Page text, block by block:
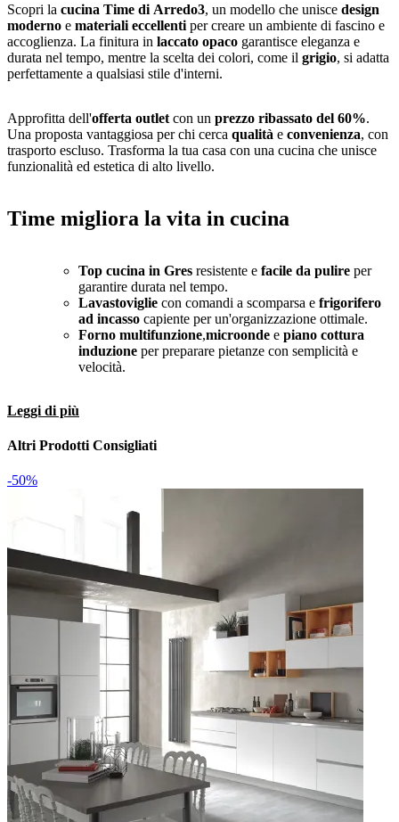
Scopri la cucina Time di Arredo3, un modello che unisce design
moderno e materiali eccellenti per creare un ambiente di fascino e
accoglienza. La finitura in laccato opaco garantisce eleganza e
durata nel tempo, mentre la scelta dei colori, come il grigio, si adatta
perfettamente a qualsiasi stile d'interni.
Approfitta dell'offerta outlet con un prezzo ribassato del 60%.
Una proposta vantaggiosa per chi cerca qualità e convenienza, con
trasporto escluso. Trasforma la tua casa con una cucina che unisce
funzionalità ed estetica di alto livello.
Time migliora la vita in cucina
Top cucina in Gres resistente e facile da pulire per
garantire durata nel tempo.
Lavastoviglie con comandi a scomparsa e frigorifero
ad incasso capiente per un'organizzazione ottimale.
Forno multifunzione,microonde e piano cottura
induzione per preparare pietanze con semplicità e
velocità.
Leggi di più
Altri Prodotti Consigliati
-50%